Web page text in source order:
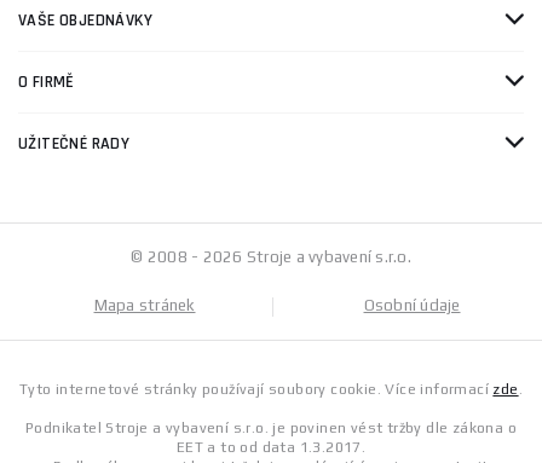
VAŠE OBJEDNÁVKY
O FIRMĚ
UŽITEČNÉ RADY
© 2008 - 2026 Stroje a vybavení s.r.o.
Mapa stránek Osobní údaje
Tyto internetové stránky používají soubory cookie. Více informací zde .
Podnikatel Stroje a vybavení s.r.o. je povinen vést tržby dle zákona o
EET a to od data 1.3.2017.